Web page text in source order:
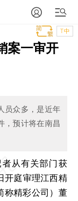
T中
案一审开
员众多，是近年
，预计将在南昌
从有关部门获
开庭审理江西精
称精彩公司）董